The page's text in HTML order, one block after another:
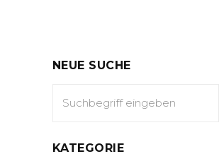
NEUE SUCHE
KATEGORIE